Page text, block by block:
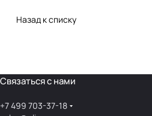
Назад к списку
Связаться с нами
+7 499 703-37-18